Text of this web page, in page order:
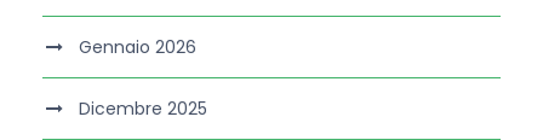
Gennaio 2026
Dicembre 2025